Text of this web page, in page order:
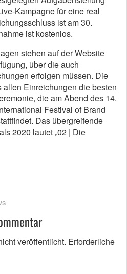
Kampagne für eine real
ist am 30.
ist kostenlos.
stehen auf der Website
über die auch
erfolgen müssen. Die
allen Einreichungen die besten
die am Abend des 14.
Festival of Brand
Das übergreifende
2020 lautet „02 | Die
veröffentlicht. Erforderliche